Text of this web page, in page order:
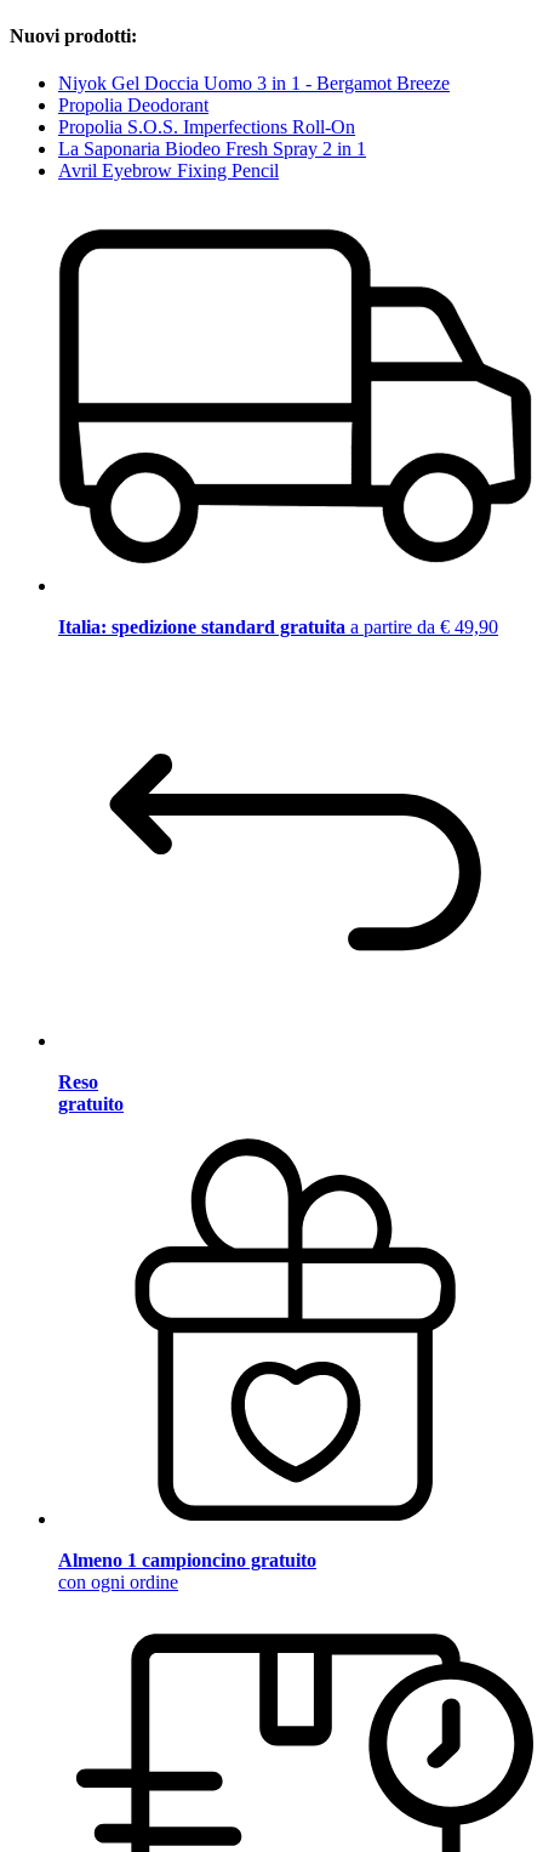
Nuovi prodotti:
Niyok Gel Doccia Uomo 3 in 1 - Bergamot Breeze
Propolia Deodorant
Propolia S.O.S. Imperfections Roll-On
La Saponaria Biodeo Fresh Spray 2 in 1
Avril Eyebrow Fixing Pencil
Italia: spedizione standard gratuita a partire da € 49,90
Reso
gratuito
Almeno 1 campioncino gratuito
con ogni ordine